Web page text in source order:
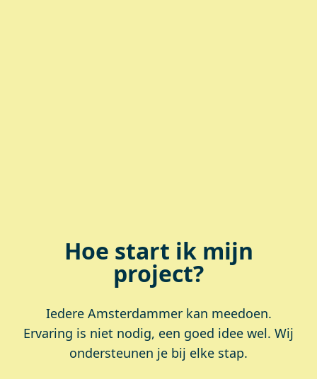
Hoe start ik mijn
project?
Iedere Amsterdammer kan meedoen.
Ervaring is niet nodig, een goed idee wel. Wij
ondersteunen je bij elke stap.